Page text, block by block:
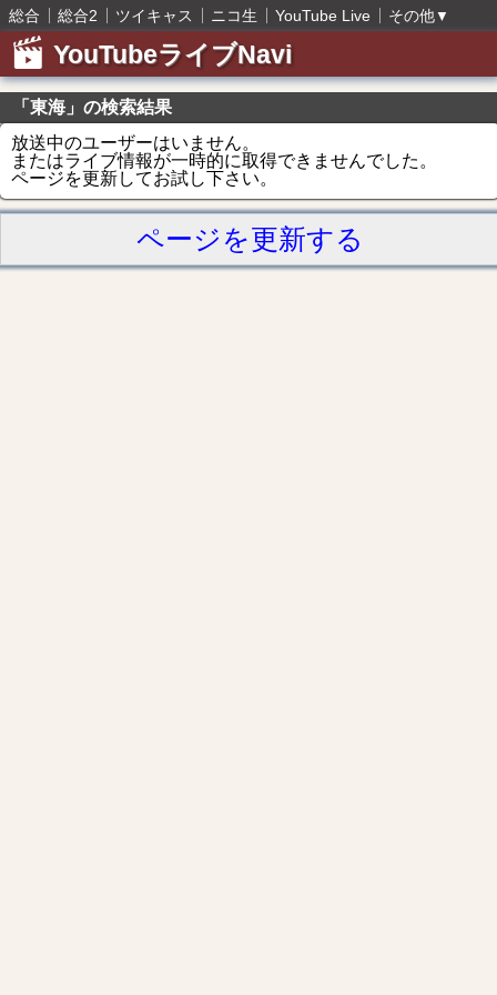
総合 総合2 ツイキャス ニコ生 YouTube Live その他▼
YouTubeライブNavi
「東海」の検索結果
放送中のユーザーはいません。
またはライブ情報が一時的に取得できませんでした。
ページを更新してお試し下さい。
ページを更新する